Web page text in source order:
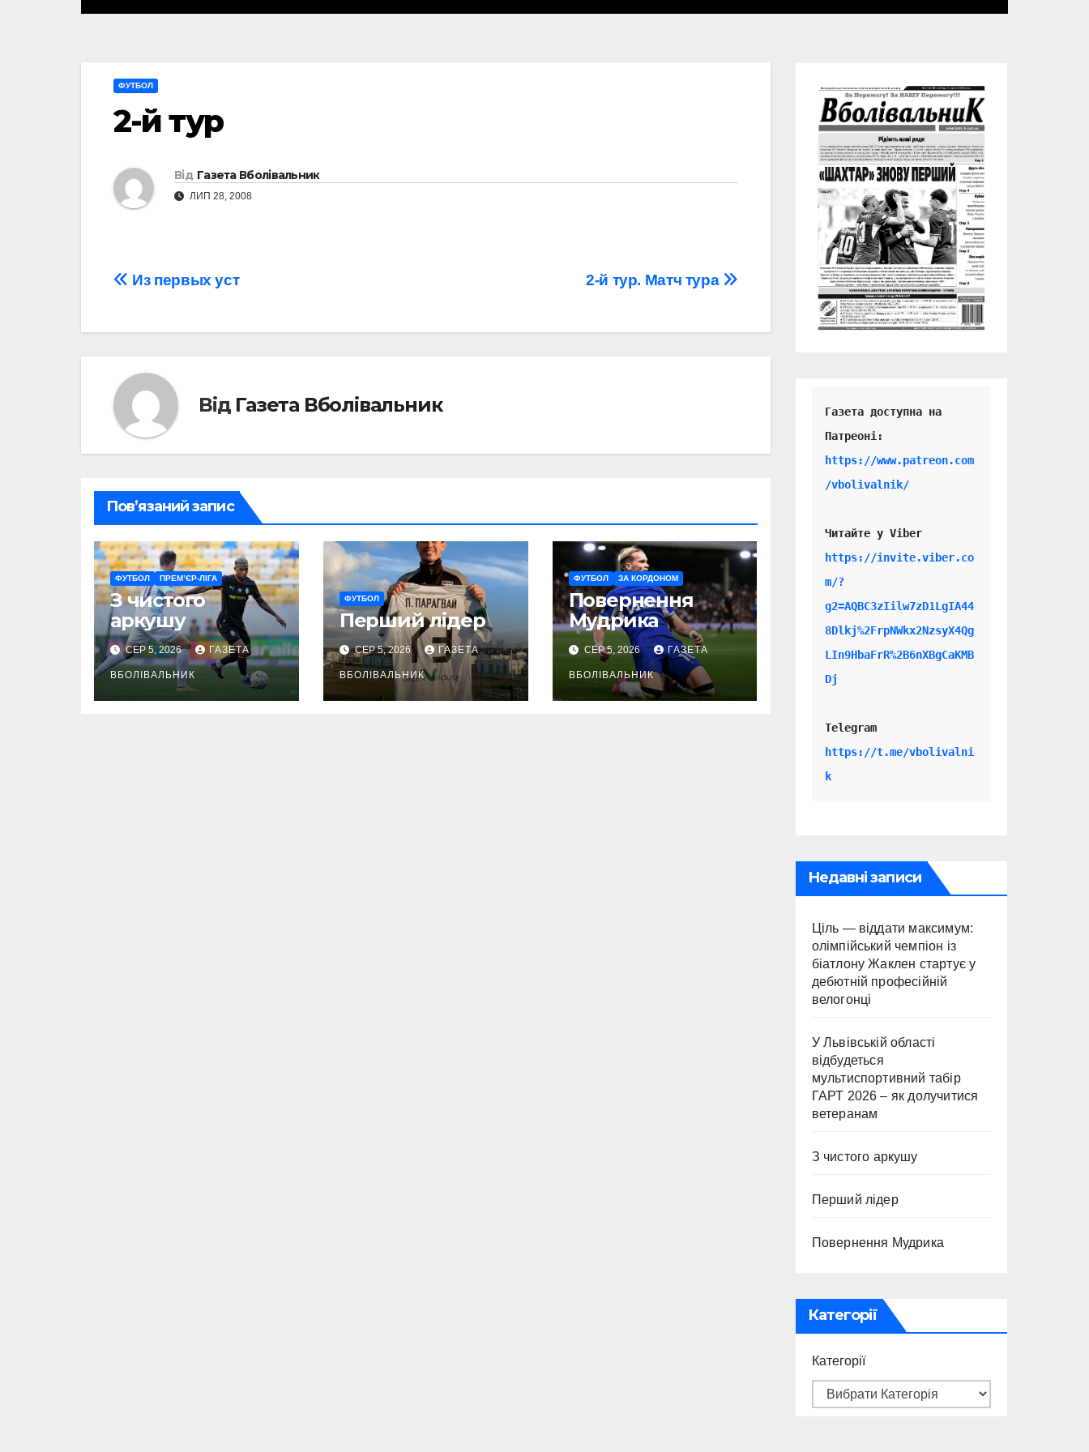
ФУТБОЛ
2-й тур
Від Газета Вболівальник
ЛИП 28, 2008
Навігація
2-й тур. Матч тура
Из первых уст
Від Газета Вболівальник
Пов’язаний запис
ФУТБОЛ ПРЕМ’ЄР-ЛІГА
З чистого
аркушу
СЕР 5, 2026 ГАЗЕТА
ВБОЛІВАЛЬНИК
ФУТБОЛ
Перший лідер
СЕР 5, 2026 ГАЗЕТА
ВБОЛІВАЛЬНИК
ФУТБОЛ ЗА КОРДОНОМ
Повернення
Мудрика
СЕР 5, 2026 ГАЗЕТА
ВБОЛІВАЛЬНИК
Газета доступна на
https://www.patreon.com
/vbolivalnik/
Читайте у Viber
https://invite.viber.co
m/?
g2=AQBC3zIilw7zD1LgIA44
8Dlkj%2FrpNWkx2NzsyX4Qg
LIn9HbaFrR%2B6nXBgCaKMB
Dj
Telegram
https://t.me/vbolivalni
k
Недавні записи
Ціль — віддати максимум:
олімпійський чемпіон із
біатлону Жаклен стартує у
дебютній професійній
велогонці
У Львівській області
відбудеться
мультиспортивний табір
ГАРТ 2026 – як долучитися
ветеранам
З чистого аркушу
Перший лідер
Повернення Мудрика
Категорії
Категорії